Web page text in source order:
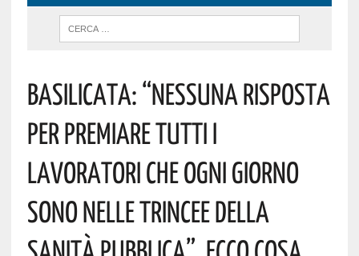
Basilicata: “nessuna Risposta
Per Premiare Tutti I
Lavoratori Che Ogni Giorno
Sono Nelle Trincee Della